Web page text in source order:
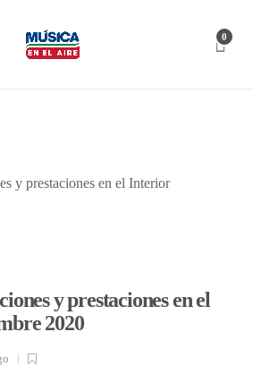
0
y prestaciones en el
2020